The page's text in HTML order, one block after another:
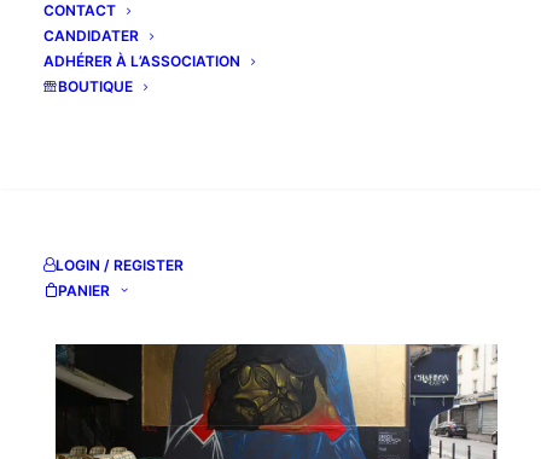
CONTACT
CANDIDATER
ADHÉRER À L’ASSOCIATION
BOUTIQUE
LOGIN / REGISTER
PANIER
SERGII RADKEVYCH
www.radkevychsergii.wixsite.com